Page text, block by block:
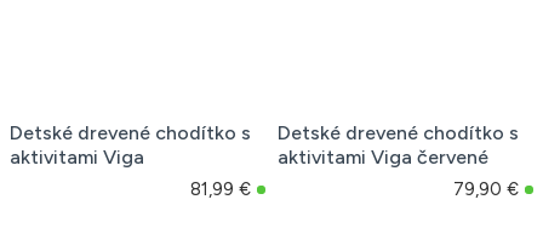
Detské drevené chodítko s
aktivitami Viga
81,99 €
Detské drevené chodítko s
aktivitami Viga červené
79,90 €